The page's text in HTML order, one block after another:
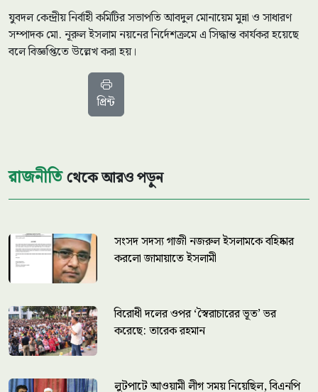
যুবদল কেন্দ্রীয় নির্বাহী কমিটির সভাপতি আবদুল মোনায়েম মুন্না ও সাধারণ
সম্পাদক মো. নূরুল ইসলাম নয়নের নির্দেশক্রমে এ সিদ্ধান্ত কার্যকর হয়েছে
বলে বিজ্ঞপ্তিতে উল্লেখ করা হয়।
প্রিন্ট
রাজনীতিথেকে আরও পড়ুন
সংসদ সদস্য গাজী নজরুল ইসলামকে বহিষ্কার
করলো জামায়াতে ইসলামী
বিরোধী দলের ওপর ‘স্বৈরাচারের ভূত’ ভর
করেছে: তারেক রহমান
লুটপাটে আওয়ামী লীগ সময় নিয়েছিল, বিএনপি